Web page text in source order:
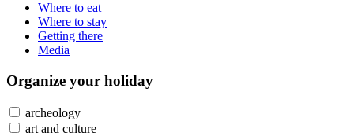
Where to eat
Where to stay
Getting there
Media
Organize your holiday
archeology
art and culture